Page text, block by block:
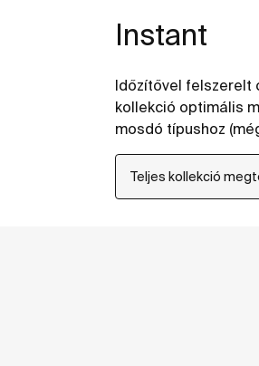
Instant
Időzítővel felszerelt
kollekció optimális
mosdó típushoz
Teljes kollekció